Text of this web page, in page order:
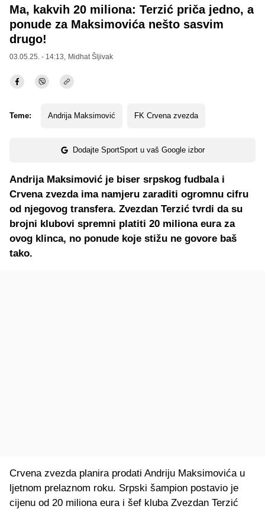
Ma, kakvih 20 miliona: Terzić priča jedno, a
ponude za Maksimovića nešto sasvim
drugo!
03.05.25. - 14:13, Midhat Šljivak
Teme: Andrija Maksimović FK Crvena zvezda
Dodajte SportSport u vaš Google izbor
Andrija Maksimović je biser srpskog fudbala i
Crvena zvezda ima namjeru zaraditi ogromnu cifru
od njegovog transfera. Zvezdan Terzić tvrdi da su
brojni klubovi spremni platiti 20 miliona eura za
ovog klinca, no ponude koje stižu ne govore baš
tako.
Crvena zvezda planira prodati Andriju Maksimovića u
ljetnom prelaznom roku. Srpski šampion postavio je
cijenu od 20 miliona eura i šef kluba Zvezdan Terzić